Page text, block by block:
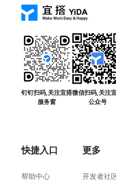
钉钉扫码,关注宜搭
服务窗
微信扫码,关注
公众号
快捷入口
帮助中心
更多
开发者社